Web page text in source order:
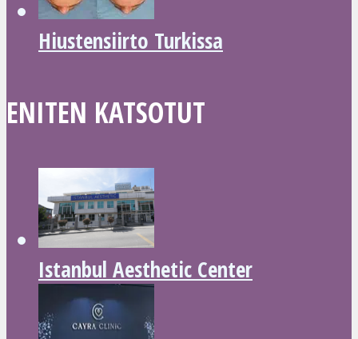
Hiustensiirto Turkissa
ENITEN KATSOTUT
Istanbul Aesthetic Center